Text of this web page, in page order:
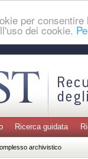
per
dei cookie.
Ricerca guidata
archivistico